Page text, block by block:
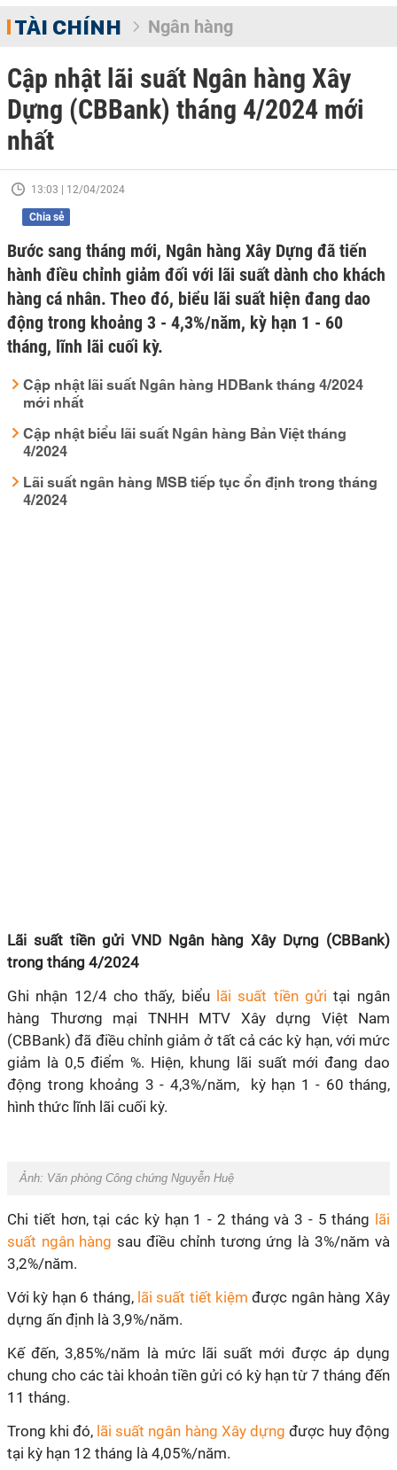
TÀI CHÍNH Ngân hàng
Cập nhật lãi suất Ngân hàng Xây
Dựng (CBBank) tháng 4/2024 mới
nhất
13:03 | 12/04/2024
Chia sẻ
Bước sang tháng mới, Ngân hàng Xây Dựng đã tiến
hành điều chỉnh giảm đối với lãi suất dành cho khách
hàng cá nhân. Theo đó, biểu lãi suất hiện đang dao
động trong khoảng 3 - 4,3%/năm, kỳ hạn 1 - 60
tháng, lĩnh lãi cuối kỳ.
Cập nhật lãi suất Ngân hàng HDBank tháng 4/2024
mới nhất
Cập nhật biểu lãi suất Ngân hàng Bản Việt tháng
4/2024
Lãi suất ngân hàng MSB tiếp tục ổn định trong tháng
4/2024
Lãi suất tiền gửi VND Ngân hàng Xây Dựng (CBBank)
trong tháng 4/2024
Ghi nhận 12/4 cho thấy, biểu lãi suất tiền gửi tại ngân
hàng Thương mại TNHH MTV Xây dựng Việt Nam
(CBBank) đã điều chỉnh giảm ở tất cả các kỳ hạn, với mức
giảm là 0,5 điểm %. Hiện, khung lãi suất mới đang dao
động trong khoảng 3 - 4,3%/năm, kỳ hạn 1 - 60 tháng,
hình thức lĩnh lãi cuối kỳ.
Ảnh: Văn phòng Công chứng Nguyễn Huệ
Chi tiết hơn, tại các kỳ hạn 1 - 2 tháng và 3 - 5 tháng lãi
suất ngân hàng sau điều chỉnh tương ứng là 3%/năm và
3,2%/năm.
Với kỳ hạn 6 tháng, lãi suất tiết kiệm được ngân hàng Xây
dựng ấn định là 3,9%/năm.
Kế đến, 3,85%/năm là mức lãi suất mới được áp dụng
chung cho các tài khoản tiền gửi có kỳ hạn từ 7 tháng đến
11 tháng.
Trong khi đó, lãi suất ngân hàng Xây dựng được huy động
tại kỳ hạn 12 tháng là 4,05%/năm.